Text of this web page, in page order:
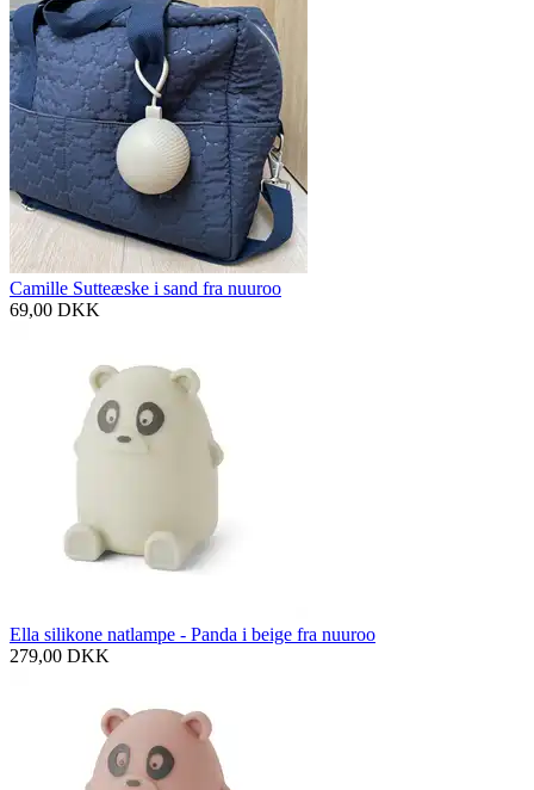
Camille Sutteæske i sand fra nuuroo
69,00 DKK
Ella silikone natlampe - Panda i beige fra nuuroo
279,00 DKK